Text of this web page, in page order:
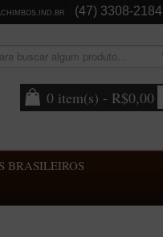
(47) 3308-2184
0 item(s) - R$0,00
BRASILEIROS